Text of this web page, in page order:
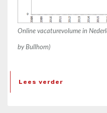
Online vacaturevolume in
by Bullhorn)
Lees verder